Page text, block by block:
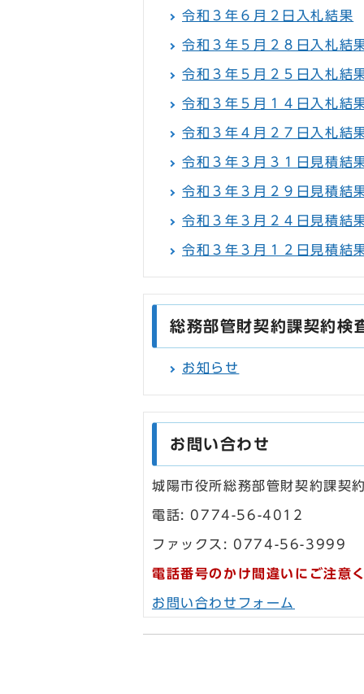
令和３年６月２日入札結果
令和３年５月２８日入札結
令和３年５月２５日入札結
令和３年５月１４日入札結
令和３年４月２７日入札結
令和３年３月３１日見積結
令和３年３月２９日見積結
令和３年３月２４日見積結
令和３年３月１２日見積結
総務部管財契約課契約検
お知らせ
お問い合わせ
城陽市役所総務部管財契約課契
電話: 0774-56-4012
ファックス: 0774-56-3999
電話番号のかけ間違いにご注意
お問い合わせフォーム